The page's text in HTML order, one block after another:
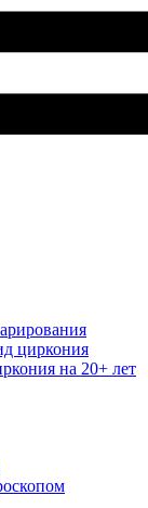
циркония
на 20+ лет